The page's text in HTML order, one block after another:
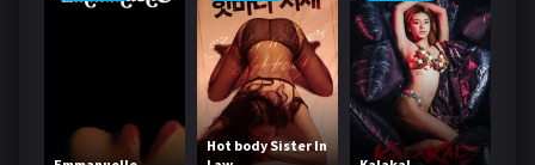
Hot body Sister In